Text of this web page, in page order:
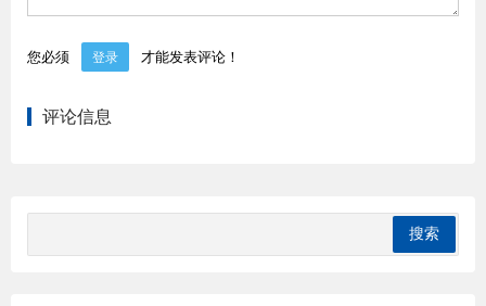
您必须 登录 才能发表评论！
评论信息